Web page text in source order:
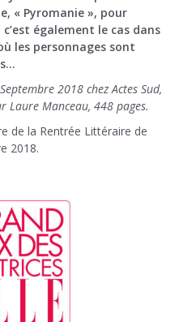
« Pyromanie », pour
également le cas dans
les personnages sont
2018 chez Actes Sud,
Laure Manceau, 448 pages.
de la Rentrée Littéraire de
2018.